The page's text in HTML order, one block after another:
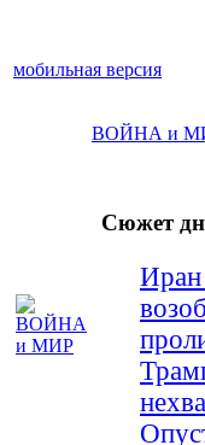
мобильная версия
ВОЙНА и
Сюжет
Иран